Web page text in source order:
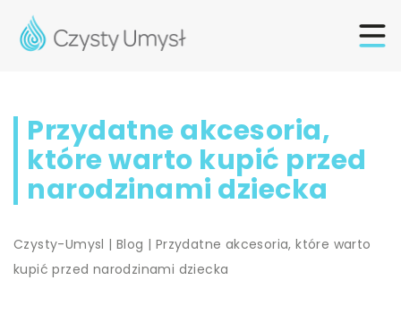
Przydatne akcesoria,
które warto kupić przed
narodzinami dziecka
Czysty-Umysl |Blog | Przydatne akcesoria, które warto
kupić przed narodzinami dziecka